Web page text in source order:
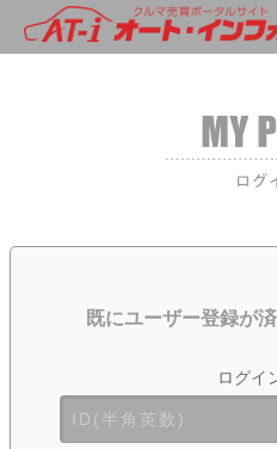
既にユーザー登録が
ログイ